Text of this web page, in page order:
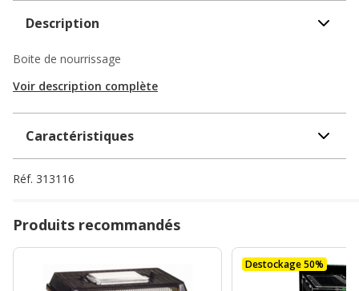
Description
Boite de nourrissage
Voir description complète
Caractéristiques
Réf. 313116
Produits recommandés
Destockage 50%